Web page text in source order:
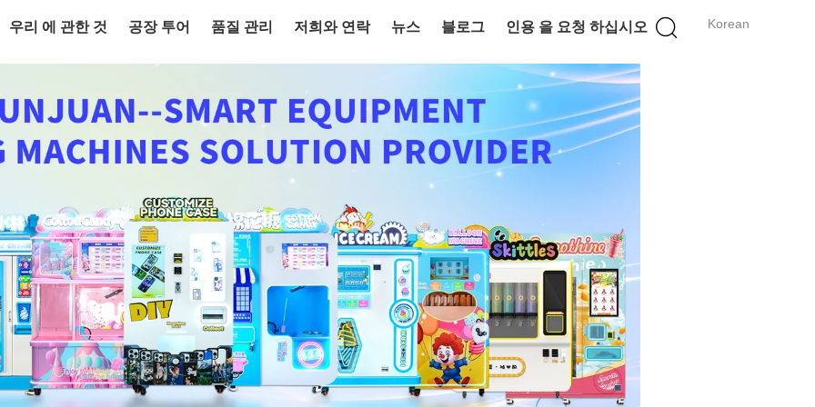
Korean
우리 에 관한 것 공장 투어 품질 관리 저희와 연락 뉴스 블로그 인용 을 요청 하십시오